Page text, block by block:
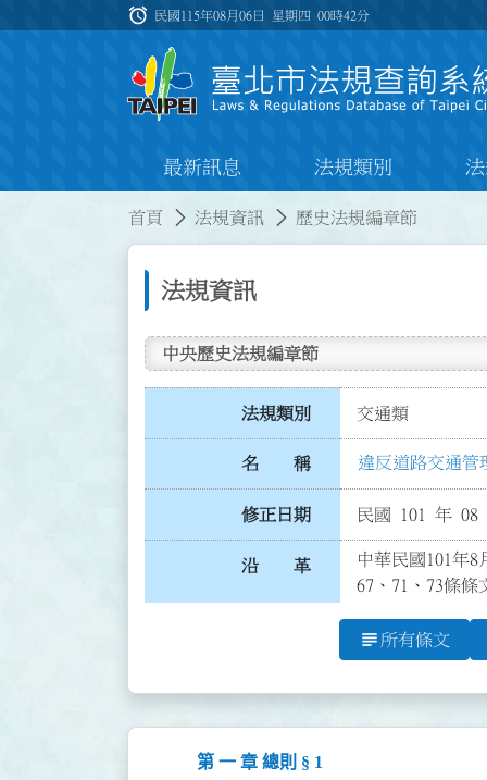
:::
alarm 民國115年08月06日 星期四00時42分
最新訊息 法規類別
首頁 法規資訊 歷史法規編章節
法規資訊
中央歷史法規編章節
法規類別 交通類
名 稱 違反道路交通管
修正日期 民國 101 年 08
沿 革
中華民國101年8
67、71、73條
subject 所有條文
第 一 章 總則 § 1